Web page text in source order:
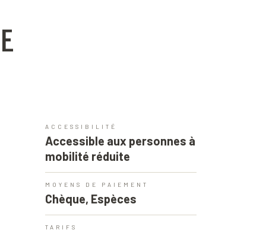
ACCESSIBILITÉ
Accessible aux personnes à
mobilité réduite
MOYENS DE PAIEMENT
Chèque, Espèces
TARIFS